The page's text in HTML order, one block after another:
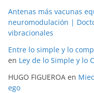
Antenas más vacunas
neuromodulación |
vibracionales
Entre lo simple y lo
en Ley de lo Simple y lo
HUGO FIGUEROA en
ego